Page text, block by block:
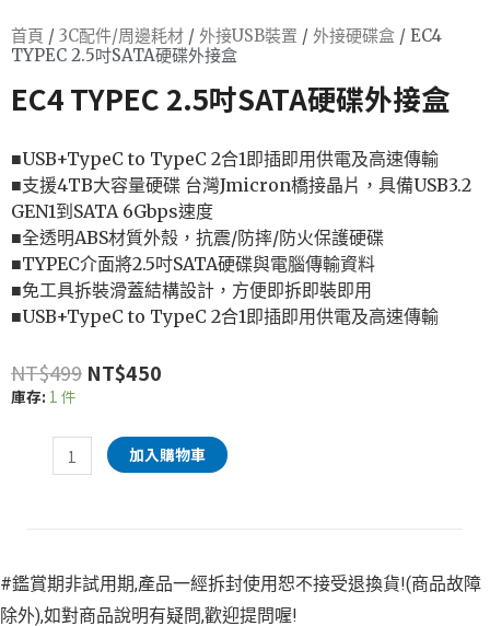
首頁 / 3C配件/周邊耗材 / 外接USB裝置 / 外接硬碟盒 / EC4
TYPEC 2.5吋SATA硬碟外接盒
EC4 TYPEC 2.5吋SATA硬碟外接盒
■USB+TypeC to TypeC 2合1即插即用供電及高速傳輸
■支援4TB大容量硬碟 台灣Jmicron橋接晶片，具備USB3.2
GEN1到SATA 6Gbps速度
■全透明ABS材質外殼，抗震/防摔/防火保護硬碟
■TYPEC介面將2.5吋SATA硬碟與電腦傳輸資料
■免工具拆裝滑蓋結構設計，方便即拆即裝即用
■USB+TypeC to TypeC 2合1即插即用供電及高速傳輸
NT$499 NT$450
庫存: 1 件
加入購物車
#鑑賞期非試用期,產品一經拆封使用恕不接受退換貨!(商品故障
除外),如對商品說明有疑問,歡迎提問喔!